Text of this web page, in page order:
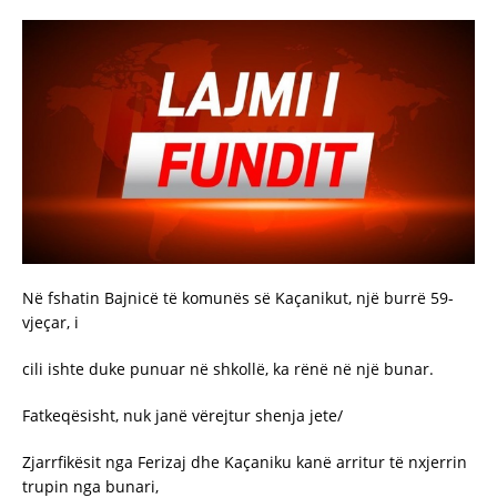
Në fshatin Bajnicë të komunës së Kaçanikut, një burrë 59-
vjeçar, i
cili ishte duke punuar në shkollë, ka rënë në një bunar.
Fatkeqësisht, nuk janë vërejtur shenja jete/
Zjarrfikësit nga Ferizaj dhe Kaçaniku kanë arritur të nxjerrin
trupin nga bunari,